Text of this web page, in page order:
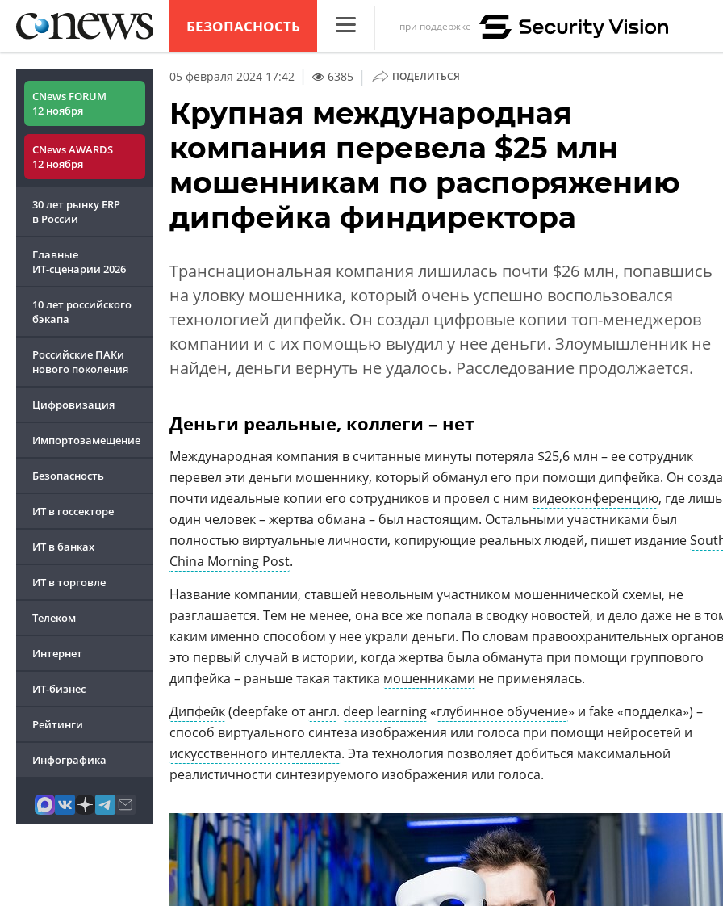
БЕЗОПАСНОСТЬ
Аналитика
Конференции
Маркет
Техника
ТВ
при поддержке
CNews FORUM
12 ноября
CNews AWARDS
12 ноября
30 лет рынку ERP
в России
Главные
ИТ-сценарии 2026
10 лет российского
бэкапа
Российские ПАКи
нового поколения
Цифровизация
Импортозамещение
Безопасность
ИТ в госсекторе
ИТ в банках
ИТ в торговле
Телеком
Интернет
ИТ-бизнес
Рейтинги
Инфографика
05 февраля 2024 17:42 6385 | ПОДЕЛИТЬСЯ
Крупная международная
компания перевела $25 млн
мошенникам по распоряжению
дипфейка финдиректора
Транснациональная компания лишилась почти $26 млн, попавшись
на уловку мошенника, который очень успешно воспользовался
технологией дипфейк. Он создал цифровые копии топ-менеджеров
компании и с их помощью выудил у нее деньги. Злоумышленник не
найден, деньги вернуть не удалось. Расследование продолжается.
Деньги реальные, коллеги – нет
Международная компания в считанные минуты потеряла $25,6 млн – ее сотрудник
перевел эти деньги мошеннику, который обманул его при помощи дипфейка. Он
почти идеальные копии его сотрудников и провел с ним видеоконференцию, где лишь
один человек – жертва обмана – был настоящим. Остальными участниками был
полностью виртуальные личности, копирующие реальных людей, пишет издание
China Morning Post.
Название компании, ставшей невольным участником мошеннической схемы, не
разглашается. Тем не менее, она все же попала в сводку новостей, и дело даже не в
каким именно способом у нее украли деньги. По словам правоохранительных
это первый случай в истории, когда жертва была обманута при помощи группового
дипфейка – раньше такая тактика мошенниками не применялась.
Дипфейк(deepfake отангл. deep learning «глубинное обучение» и fake «подделка») –
способ виртуального синтеза изображения или голоса при помощи нейросетей и
искусственного интеллекта. Эта технология позволяет добиться максимальной
реалистичности синтезируемого изображения или голоса.